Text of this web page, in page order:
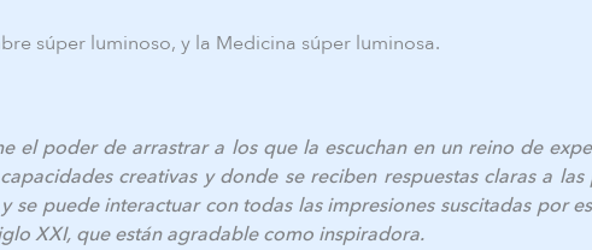
súper luminoso, y la Medicina súper luminosa.
el poder de arrastrar a los que la escuchan en un reino de
creativas y donde se reciben respuestas claras a las
puede interactuar con todas las impresiones suscitadas por
XXI, que están agradable como inspiradora.